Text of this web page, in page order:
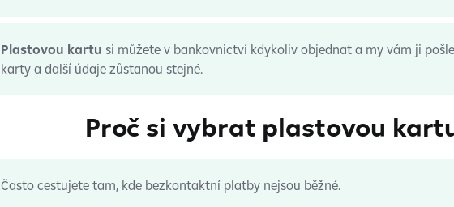
Plastovou kartu si můžete v bankovnictví kdykoliv objednat a my vám ji
karty a další údaje zůstanou stejné.
Proč si vybrat plastovou
Často cestujete tam, kde bezkontaktní platby nejsou běžné.